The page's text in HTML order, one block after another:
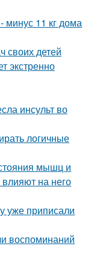
минус 11 кг дома
своих детей
экстренно
инсульт во
логичные
мышц и
на него
уже приписали
воспоминаний